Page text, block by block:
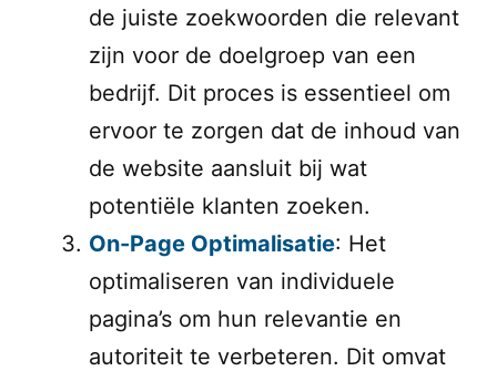
de juiste zoekwoorden die relevant
zijn voor de doelgroep van een
bedrijf. Dit proces is essentieel om
ervoor te zorgen dat de inhoud van
de website aansluit bij wat
potentiële klanten zoeken.
On-Page Optimalisatie: Het
optimaliseren van individuele
pagina’s om hun relevantie en
autoriteit te verbeteren. Dit omvat